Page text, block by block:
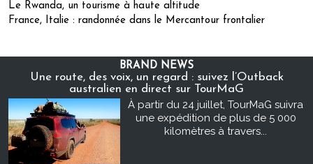
Le Rwanda, un tourisme à haute altitude
France, Italie : randonnée dans le Mercantour frontalier
BRAND NEWS
Une route, des voix, un regard : suivez l’Outback
australien en direct sur TourMaG
À partir du 24 juillet, TourMaG suivra
une expédition de plus de 5 000
kilomètres à travers...